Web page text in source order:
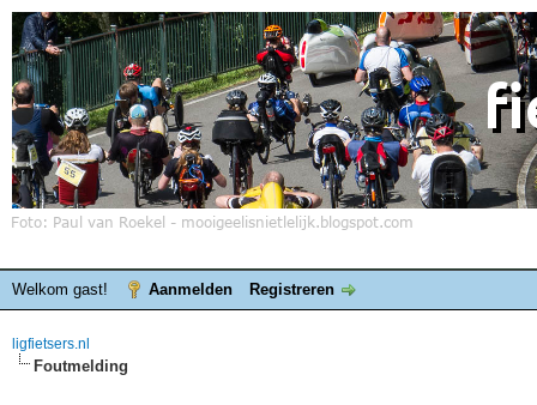
Welkom gast! Aanmelden Registreren
ligfietsers.nl
Foutmelding